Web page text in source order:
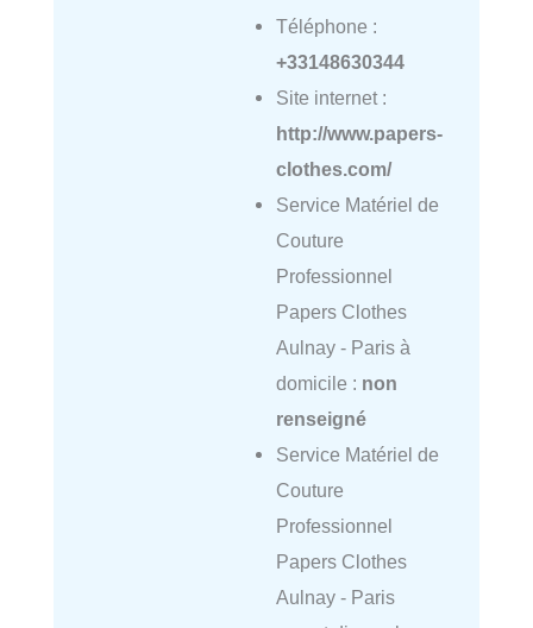
Téléphone :
+33148630344
Site internet :
http://www.papers-
clothes.com/
Service Matériel de
Couture
Professionnel
Papers Clothes
Aulnay - Paris à
domicile : non
renseigné
Service Matériel de
Couture
Professionnel
Papers Clothes
Aulnay - Paris